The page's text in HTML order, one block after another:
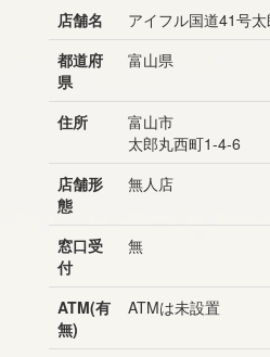
店舗名
アイフル国道41号
都道府
県
富山県
住所
富山市
太郎丸西町1-4-6
店舗形
態
無人店
窓口受
付
無
ATM(有
無)
ATMは未設置